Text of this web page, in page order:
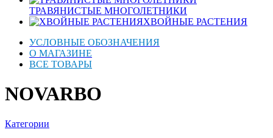
ТРАВЯНИСТЫЕ МНОГОЛЕТНИКИ
ХВОЙНЫЕ РАСТЕНИЯ
УСЛОВНЫЕ ОБОЗНАЧЕНИЯ
О МАГАЗИНЕ
ВСЕ ТОВАРЫ
NOVARBO
Категории